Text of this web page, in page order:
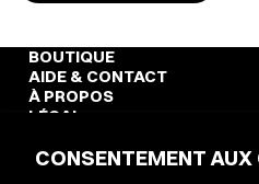
CONSENTEMENT AUX
BOUTIQUE
AIDE & CONTACT
À PROPOS
LÉGAL